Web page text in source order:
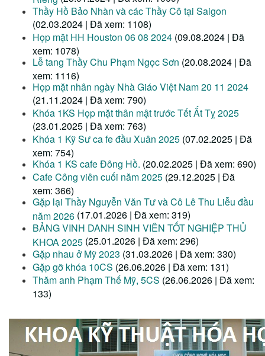
Thầy Hồ Bảo Nhàn và các Thầy Cô tại Saigon
(02.03.2024 | Đã xem: 1108)
Họp mặt HH Houston 06 08 2024 (09.08.2024 | Đã
xem: 1078)
Lễ tang Thầy Chu Phạm Ngọc Sơn (20.08.2024 | Đã
xem: 1116)
Họp mặt nhân ngày Nhà Giáo Việt Nam 20 11 2024
(21.11.2024 | Đã xem: 790)
Khóa 1KS Họp mặt thân mật trước Tết Ất Tỵ 2025
(23.01.2025 | Đã xem: 763)
Khóa 1 Kỹ Sư ca fe đầu Xuân 2025 (07.02.2025 | Đã
xem: 754)
Khóa 1 KS cafe Đông Hồ. (20.02.2025 | Đã xem: 690)
Cafe Công viên cuối năm 2025 (29.12.2025 | Đã
xem: 366)
Gặp lại Thầy Nguyễn Văn Tư và Cô Lê Thu Liễu đầu
năm 2026 (17.01.2026 | Đã xem: 319)
BẢNG VINH DANH SINH VIÊN TỐT NGHIỆP THỦ
KHOA 2025 (25.01.2026 | Đã xem: 296)
Gặp nhau ở Mỹ 2023 (31.03.2026 | Đã xem: 330)
Gặp gỡ khóa 10CS (26.06.2026 | Đã xem: 131)
Thăm anh Phạm Thế Mỹ, 5CS (26.06.2026 | Đã xem:
133)